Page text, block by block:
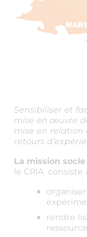
Sensibiliser et
mise en œuvre
mise en relation
retours
La mission
le CRIA consiste
rendre